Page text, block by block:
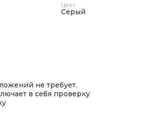
Цвет
Серый
не требует.
в себя проверку